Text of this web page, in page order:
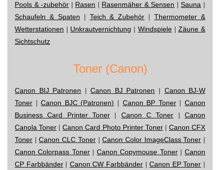
Pools & -zubehör | Rasen | Rasenmäher & Sensen |Sauna |
Schaufeln & Spaten | Teich & Zubehör |Thermometer &
Wetterstationen | Unkrautvernichtung | Windspiele|Zäune &
Sichtschutz
Toner (Canon)
Canon BIJ Patronen |Canon BJ Patronen | Canon BJ-W
Toner |Canon BJC (Patronen) | Canon BP Toner|Canon
Business Card Printer Toner | Canon C Toner |Canon
Canola Toner |Canon Card Photo Printer Toner| Canon CFX
Toner |Canon CLC Toner|Canon Color ImageClass Toner |
Canon Colorpass Toner| Canon Copymouse Toner| Canon
CP Farbbänder| Canon CW Farbbänder |Canon EP Toner |